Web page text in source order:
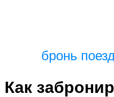
бронь
Как